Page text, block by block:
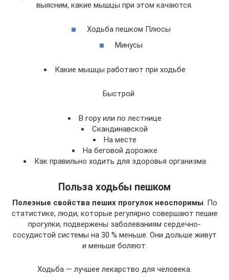
выясним, какие мышцы при этом качаются.
Ходьба пешком Плюсы
Минусы
Какие мышцы работают при ходьбе
Быстрой
В гору или по лестнице
Скандинавской
На месте
На беговой дорожке
Как правильно ходить для здоровья организма
Польза ходьбы пешком
Полезные свойства пеших прогулок неоспоримы . По
статистике, люди, которые регулярно совершают пешие
прогулки, подвержены заболеваниям сердечно-
сосудистой системы на 30 % меньше. Они дольше живут
и меньше болеют.
Ходьба — лучшее лекарство для человека.